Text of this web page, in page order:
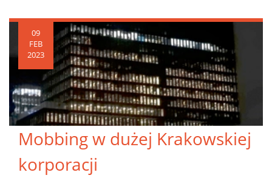
09
FEB
2023
Mobbing w dużej Krakowskiej
korporacji